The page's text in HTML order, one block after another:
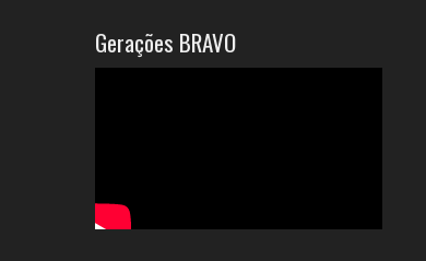
Gerações BRAVO